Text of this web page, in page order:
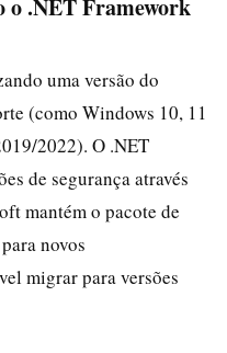
o .NET Framework
uma versão do
(como Windows 10, 11
2022). O .NET
de segurança através
mantém o pacote de
novos
migrar para versões